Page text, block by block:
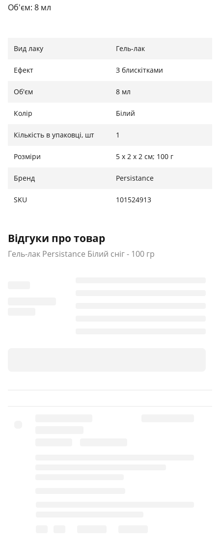
Об'єм: 8 мл
Вид лаку Гель-лак
Ефект З блискітками
Об'єм 8 мл
Колір Білий
Кількість в упаковці, шт 1
Розміри 5 х 2 х 2 см; 100 г
Бренд Persistance
SKU 101524913
Відгуки про товар
Гель-лак Persistance Білий сніг - 100 гр